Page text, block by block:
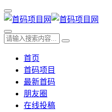
首页
首码项目
最新首码
朋友圈
在线投稿